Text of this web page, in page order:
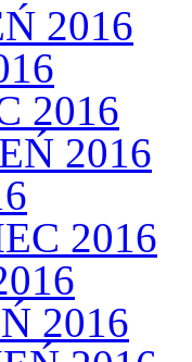
2016
2016
2016
2016
2016